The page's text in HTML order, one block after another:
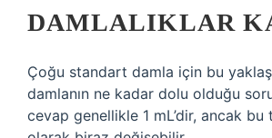
DAMLALIKLAR
Çoğu standart damla için bu
damlanın ne kadar dolu olduğu
cevap genellikle 1 mL’dir, ancak bu